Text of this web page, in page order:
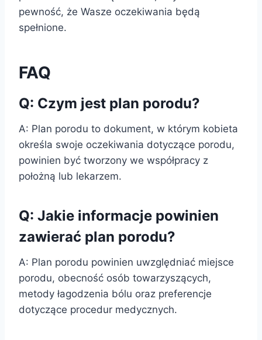
pewność, że Wasze oczekiwania będą
spełnione.
FAQ
Q: Czym jest plan porodu?
A: Plan porodu to dokument, w którym kobieta
określa swoje oczekiwania dotyczące porodu,
powinien być tworzony we współpracy z
położną lub lekarzem.
Q: Jakie informacje powinien
zawierać plan porodu?
A: Plan porodu powinien uwzględniać miejsce
porodu, obecność osób towarzyszących,
metody łagodzenia bólu oraz preferencje
dotyczące procedur medycznych.